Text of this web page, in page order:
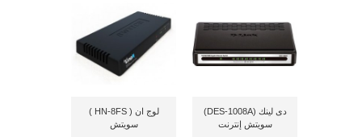
دى لينك (DES-1008A)
سويتش إنترنت
لوج ان ( HN-8FS )
سويتش